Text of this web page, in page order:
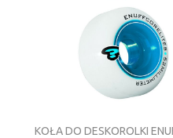
KOŁA DO DESKOROLKI